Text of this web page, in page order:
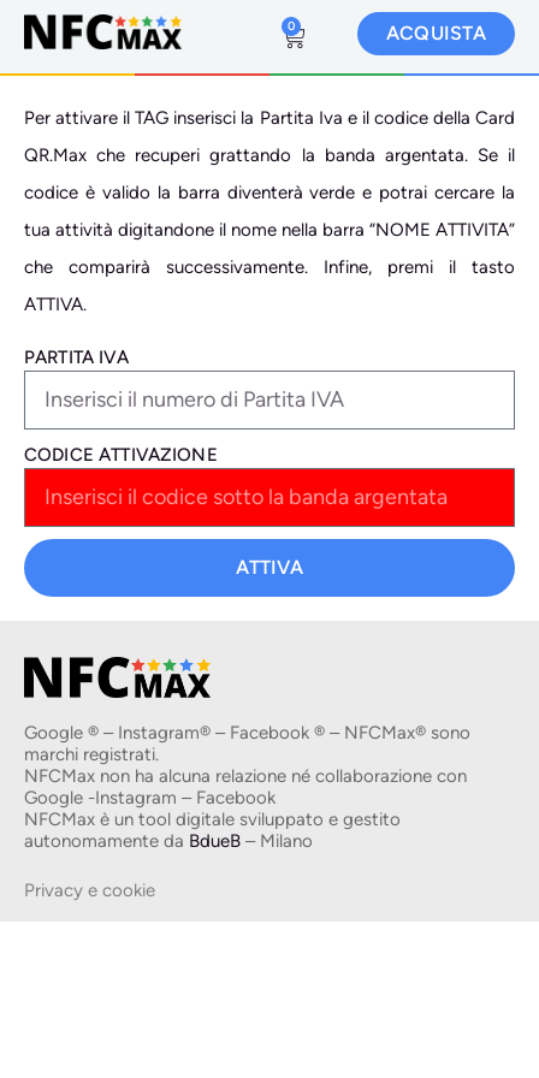
0 ACQUISTA
Per attivare il TAG inserisci la Partita Iva e il codice della Card
QR.Max che recuperi grattando la banda argentata. Se il
codice è valido la barra diventerà verde e potrai cercare la
tua attività digitandone il nome nella barra “NOME ATTIVITA”
che comparirà successivamente. Infine, premi il tasto
ATTIVA.
PARTITA IVA
CODICE ATTIVAZIONE
ATTIVA
Google ® – Instagram® – Facebook ® – NFCMax® sono
marchi registrati.
NFCMax non ha alcuna relazione né collaborazione con
Google -Instagram – Facebook
NFCMax è un tool digitale sviluppato e gestito
autonomamente da BdueB – Milano
Privacy e cookie